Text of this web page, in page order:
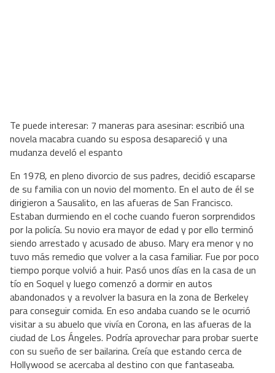
Te puede interesar: 7 maneras para asesinar: escribió una
novela macabra cuando su esposa desapareció y una
mudanza develó el espanto
En 1978, en pleno divorcio de sus padres, decidió escaparse
de su familia con un novio del momento. En el auto de él se
dirigieron a Sausalito, en las afueras de San Francisco.
Estaban durmiendo en el coche cuando fueron sorprendidos
por la policía. Su novio era mayor de edad y por ello terminó
siendo arrestado y acusado de abuso. Mary era menor y no
tuvo más remedio que volver a la casa familiar. Fue por poco
tiempo porque volvió a huir. Pasó unos días en la casa de un
tío en Soquel y luego comenzó a dormir en autos
abandonados y a revolver la basura en la zona de Berkeley
para conseguir comida. En eso andaba cuando se le ocurrió
visitar a su abuelo que vivía en Corona, en las afueras de la
ciudad de Los Ángeles. Podría aprovechar para probar suerte
con su sueño de ser bailarina. Creía que estando cerca de
Hollywood se acercaba al destino con que fantaseaba.